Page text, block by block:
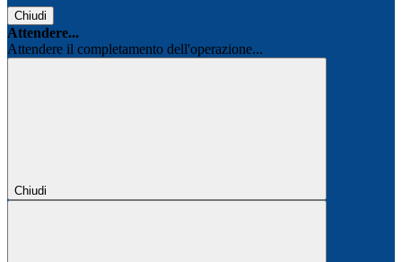
Chiudi
Attendere...
Attendere il completamento dell'operazione...
Chiudi